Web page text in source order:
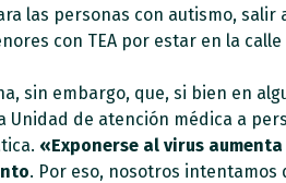
las personas con autismo,
con TEA por estar en la calle
sin embargo, que, si bien en
Unidad de atención médica a
«Exponerse al virus
. Por eso, nosotros